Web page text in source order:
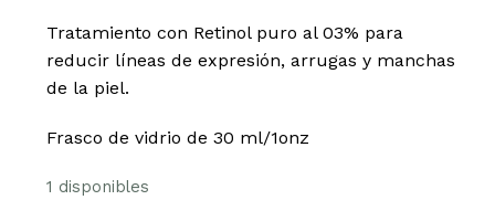
Tratamiento con Retinol puro al 03% para
reducir líneas de expresión, arrugas y manchas
de la piel.
Frasco de vidrio de 30 ml/1onz
1 disponibles